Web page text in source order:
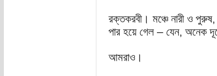
রক্তকরবী। মঞ্চে নারী ও
পার হয়ে গেল – যেন, অনেক
আমরাও।